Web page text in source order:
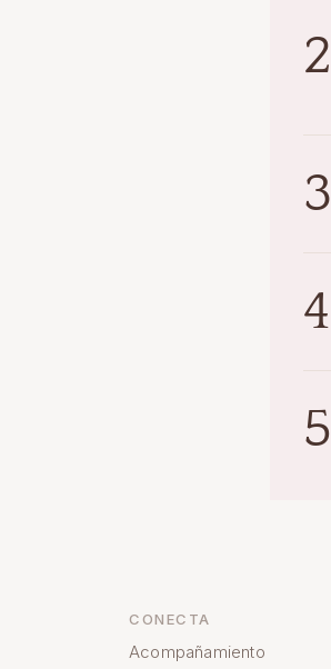
2
3
4
5
CONECTA
Acompañamiento